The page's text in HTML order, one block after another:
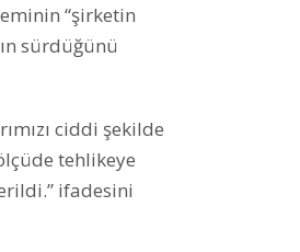
“şirketin
sürdüğünü
ciddi şekilde
tehlikeye
ifadesini